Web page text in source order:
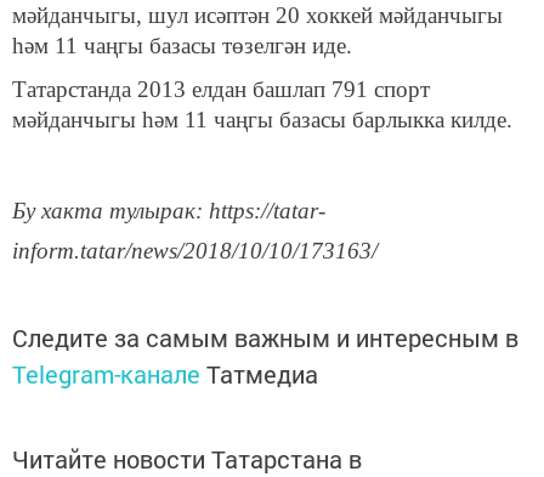
мәйданчыгы, шул исәптән 20 хоккей мәйданчыгы
һәм 11 чаңгы базасы төзелгән иде.
Татарстанда 2013 елдан башлап 791 спорт
мәйданчыгы һәм 11 чаңгы базасы барлыкка килде.
Бу хакта тулырак: https://tatar-
inform.tatar/news/2018/10/10/173163/
Следите за самым важным и интересным в
Telegram-канале Татмедиа
Читайте новости Татарстана в